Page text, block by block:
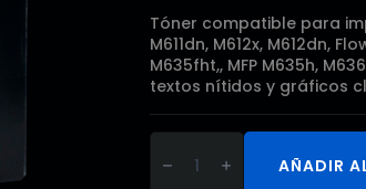
Tóner compatible para
M611dn, M612x, M612dn,
M635fht,, MFP M635h,
textos nítidos y gráficos
W1470Y
Cartucho
de AÑADIR